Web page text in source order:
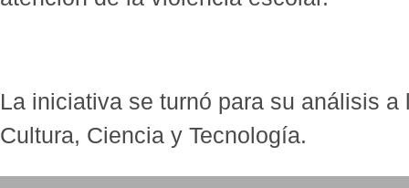
La iniciativa se turnó para su análisis
Cultura, Ciencia y Tecnología.